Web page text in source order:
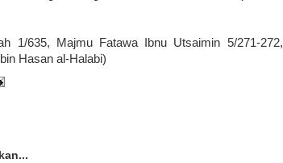
1/635, Majmu Fatawa Ibnu Utsaimin 5/271-272,
Hasan al-Halabi)